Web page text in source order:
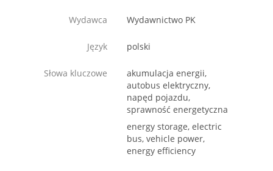
Wydawca Wydawnictwo PK
Język polski
Słowa kluczowe
akumulacja energii,
autobus elektryczny,
napęd pojazdu,
sprawność energetyczna
energy storage, electric
bus, vehicle power,
energy efficiency